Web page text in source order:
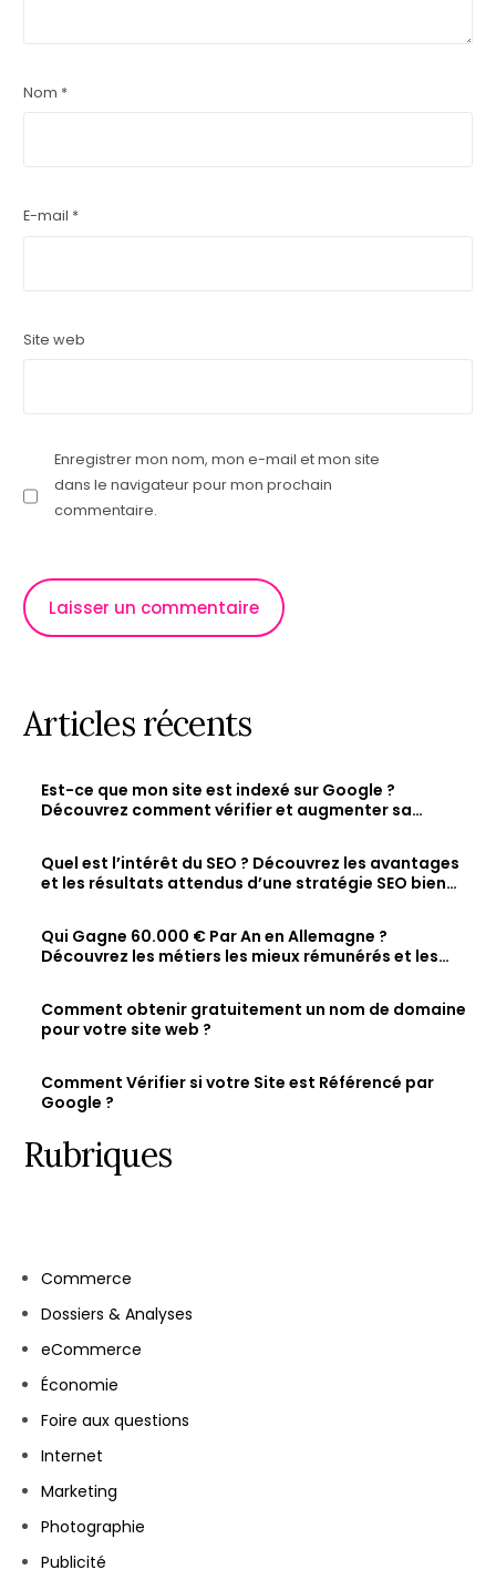
Nom *
E-mail *
Site web
Enregistrer mon nom, mon e-mail et mon site
dans le navigateur pour mon prochain
commentaire.
Articles récents
Est-ce que mon site est indexé sur Google ?
Découvrez comment vérifier et augmenter sa
Quel est l’intérêt du SEO ? Découvrez les avantages
et les résultats attendus d’une stratégie SEO bien
Qui Gagne 60.000 € Par An en Allemagne ?
Découvrez les métiers les mieux rémunérés et les
Comment obtenir gratuitement un nom de domaine
pour votre site web ?
Comment Vérifier si votre Site est Référencé par
Google ?
Rubriques
Commerce
Dossiers & Analyses
eCommerce
Économie
Foire aux questions
Internet
Marketing
Photographie
Publicité